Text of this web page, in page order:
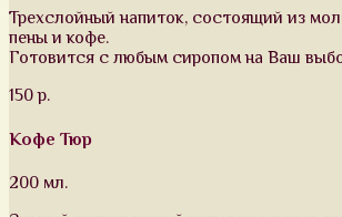
Трехслойный напиток, состоящий из
пены и кофе.
Готовится с любым сиропом на Ваш
150 р.
Кофе Тюр
200 мл.